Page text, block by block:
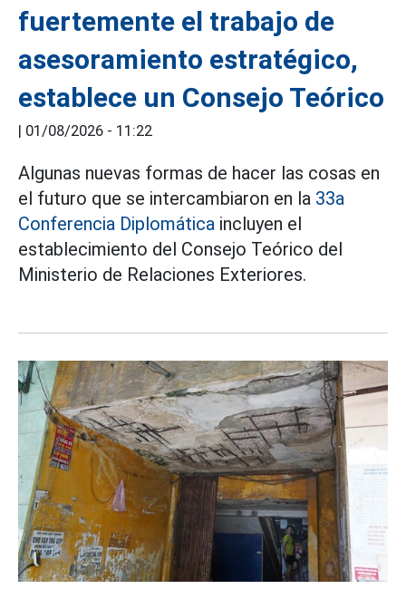
fuertemente el trabajo de
asesoramiento estratégico,
establece un Consejo Teórico
01/08/2026 - 11:22
Algunas nuevas formas de hacer las cosas en
el futuro que se intercambiaron en la 33a
Conferencia Diplomática incluyen el
establecimiento del Consejo Teórico del
Ministerio de Relaciones Exteriores.